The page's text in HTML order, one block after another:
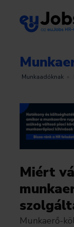
Munkaadóknak »
Miért
Munkaerő-